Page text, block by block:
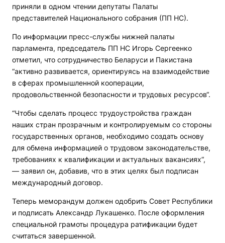
приняли в одном чтении депутаты Палаты
представителей Национального собрания (ПП НС).
По информации пресс-службы нижней палаты
парламента, председатель ПП НС Игорь Сергеенко
отметил, что сотрудничество Беларуси и Пакистана
“активно развивается, ориентируясь на взаимодействие
в сферах промышленной кооперации,
продовольственной безопасности и трудовых ресурсов“.
“Чтобы сделать процесс трудоустройства граждан
наших стран прозрачным и контролируемым со стороны
государственных органов, необходимо создать основу
для обмена информацией о трудовом законодательстве,
требованиях к квалификации и актуальных вакансиях“,
— заявил он, добавив, что в этих целях был подписан
международный договор.
Теперь меморандум должен одобрить Совет Республики
и подписать Александр Лукашенко. После оформления
специальной грамоты процедура ратификации будет
считаться завершенной.